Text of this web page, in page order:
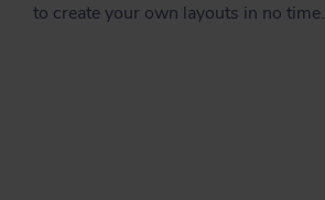
to create your own layouts in no time.